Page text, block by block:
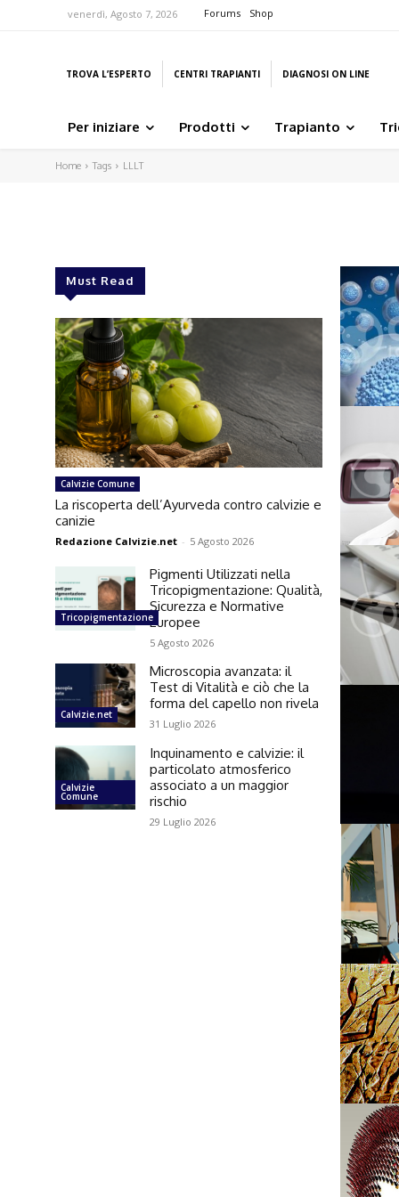
venerdì, Agosto 7, 2026 Forums Shop
TROVA L’ESPERTO CENTRI TRAPIANTI DIAGNOSI ON LINE
Per iniziare Prodotti Trapianto
Home Tags LLLT
Must Read
Calvizie Comune
La riscoperta dell’Ayurveda contro calvizie e
canizie
Redazione Calvizie.net - 5 Agosto 2026
Tricopigmentazione
Pigmenti Utilizzati nella
Tricopigmentazione: Qualità,
Sicurezza e Normative
Europee
5 Agosto 2026
Calvizie.net
Microscopia avanzata: il
Test di Vitalità e ciò che la
forma del capello non rivela
31 Luglio 2026
Calvizie
Comune
Inquinamento e calvizie: il
particolato atmosferico
associato a un maggior
rischio
29 Luglio 2026